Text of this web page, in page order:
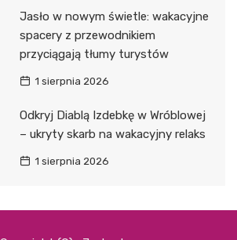
Jasło w nowym świetle: wakacyjne
spacery z przewodnikiem
przyciągają tłumy turystów
1 sierpnia 2026
Odkryj Diablą Izdebkę w Wróblowej
– ukryty skarb na wakacyjny relaks
1 sierpnia 2026